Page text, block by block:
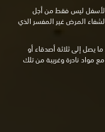
ليس فقط من أجل
المرض غير المفسر الذي
إلى ثلاثة أصدقاء أو
نادرة وغريبة من تلك